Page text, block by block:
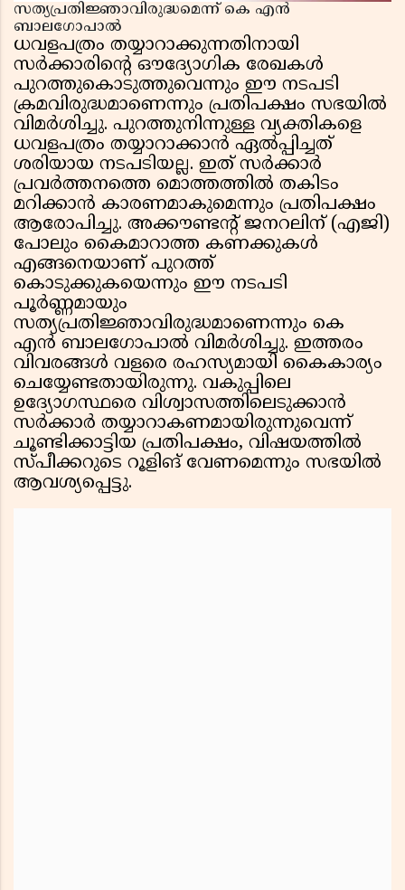
സത്യപ്രതിജ്ഞാവിരുദ്ധമെന്ന് കെ എൻ
ബാലഗോപാൽ
ധവളപത്രം തയ്യാറാക്കുന്നതിനായി
സർക്കാരിന്റെ ഔദ്യോഗിക രേഖകൾ
പുറത്തുകൊടുത്തുവെന്നും ഈ നടപടി
ക്രമവിരുദ്ധമാണെന്നും പ്രതിപക്ഷം സഭയിൽ
വിമർശിച്ചു. പുറത്തുനിന്നുള്ള വ്യക്തികളെ
ധവളപത്രം തയ്യാറാക്കാൻ ഏൽപ്പിച്ചത്
ശരിയായ നടപടിയല്ല. ഇത് സർക്കാർ
പ്രവർത്തനത്തെ മൊത്തത്തിൽ തകിടം
മറിക്കാൻ കാരണമാകുമെന്നും പ്രതിപക്ഷം
ആരോപിച്ചു. അക്കൗണ്ടന്റ് ജനറലിന് (എജി)
പോലും കൈമാറാത്ത കണക്കുകൾ
എങ്ങനെയാണ് പുറത്ത്
കൊടുക്കുകയെന്നും ഈ നടപടി
പൂർണ്ണമായും
സത്യപ്രതിജ്ഞാവിരുദ്ധമാണെന്നും കെ
എൻ ബാലഗോപാൽ വിമർശിച്ചു. ഇത്തരം
വിവരങ്ങൾ വളരെ രഹസ്യമായി കൈകാര്യം
ചെയ്യേണ്ടതായിരുന്നു. വകുപ്പിലെ
ഉദ്യോഗസ്ഥരെ വിശ്വാസത്തിലെടുക്കാൻ
സർക്കാർ തയ്യാറാകണമായിരുന്നുവെന്ന്
ചൂണ്ടിക്കാട്ടിയ പ്രതിപക്ഷം, വിഷയത്തിൽ
സ്പീക്കറുടെ റൂളിങ് വേണമെന്നും സഭയിൽ
ആവശ്യപ്പെട്ടു.